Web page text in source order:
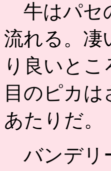
牛はパセ
流れる。凄
り良いと
目のピカ
あたりだ。
バンデリ